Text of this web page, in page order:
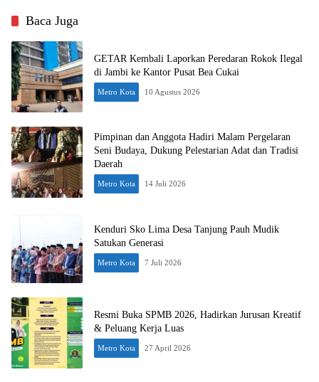
Baca Juga
GETAR Kembali Laporkan Peredaran Rokok Ilegal
di Jambi ke Kantor Pusat Bea Cukai
Metro Kota 10 Agustus 2026
Pimpinan dan Anggota Hadiri Malam Pergelaran
Seni Budaya, Dukung Pelestarian Adat dan Tradisi
Daerah
Metro Kota 14 Juli 2026
Kenduri Sko Lima Desa Tanjung Pauh Mudik
Satukan Generasi
Metro Kota 7 Juli 2026
Resmi Buka SPMB 2026, Hadirkan Jurusan Kreatif
& Peluang Kerja Luas
Metro Kota 27 April 2026